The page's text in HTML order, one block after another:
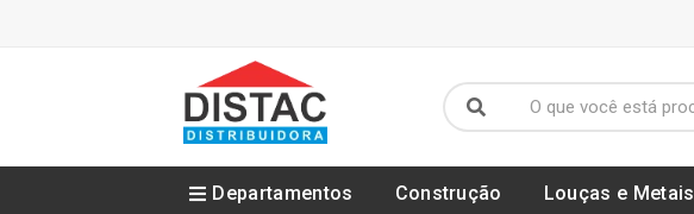
Departamentos Construção Louças e Metais